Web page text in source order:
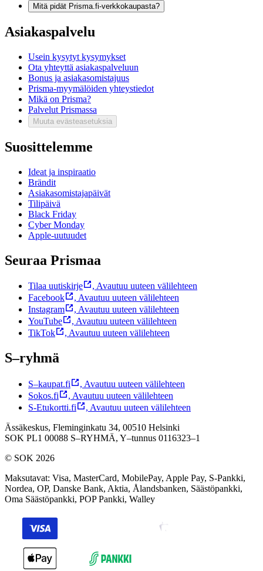
Mitä pidät Prisma.fi-verkkokaupasta?
Asiakaspalvelu
Usein kysytyt kysymykset
Ota yhteyttä asiakaspalveluun
Bonus ja asiakasomistajuus
Prisma-myymälöiden yhteystiedot
Mikä on Prisma?
Palvelut Prismassa
Muuta evästeasetuksia
Suosittelemme
Ideat ja inspiraatio
Brändit
Asiakasomistajapäivät
Tilipäivä
Black Friday
Cyber Monday
Apple-uutuudet
Seuraa Prismaa
Tilaa uutiskirje , Avautuu uuteen välilehteen
Facebook
, Avautuu uuteen välilehteen
Instagram
, Avautuu uuteen välilehteen
YouTube
, Avautuu uuteen välilehteen
TikTok
, Avautuu uuteen välilehteen
S–ryhmä
S–kaupat.fi , Avautuu uuteen välilehteen
Sokos.fi
, Avautuu uuteen välilehteen
S-Etukortti.fi
, Avautuu uuteen välilehteen
Ässäkeskus, Fleminginkatu 34, 00510 Helsinki
SOK PL1 00088 S–RYHMÄ, Y–tunnus 0116323–1
© SOK 2026
Maksutavat: Visa, MasterCard, MobilePay, Apple Pay, S-Pankki,
Nordea, OP, Danske Bank, Aktia, Ålandsbanken, Säästöpankki,
Oma Säästöpankki, POP Pankki, Walley